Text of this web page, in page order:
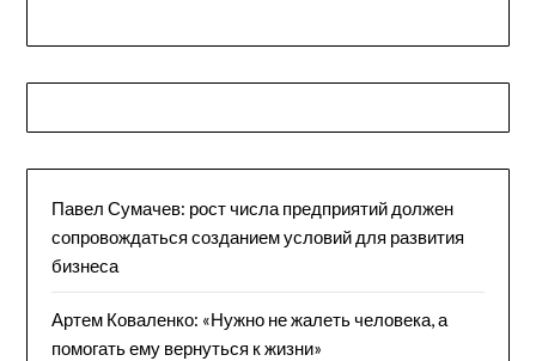
Павел Сумачев: рост числа предприятий должен
сопровождаться созданием условий для развития
бизнеса
Артем Коваленко: «Нужно не жалеть человека, а
помогать ему вернуться к жизни»